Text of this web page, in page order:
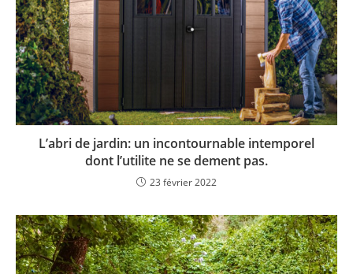
L’abri de jardin: un incontournable intemporel
dont l’utilite ne se dement pas.
23 février 2022